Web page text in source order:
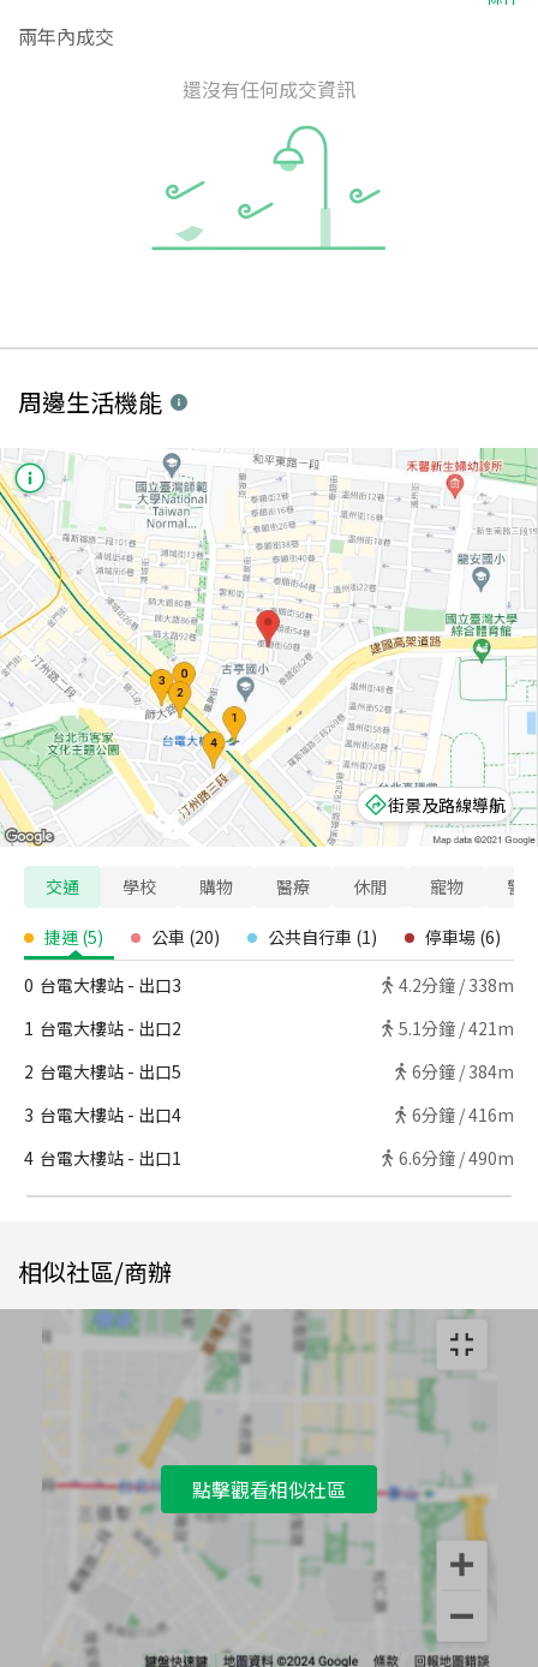
兩年內成交
還沒有任何成交資訊
周邊生活機能
街景及路線導航
交通 學校 購物 醫療 休閒 寵物 警
捷運 (5) 公車 (20) 公共自行車 (1) 停車場 (6)
0 台電大樓站 - 出口3 4.2分鐘 / 338m
1 台電大樓站 - 出口2 5.1分鐘 /421m
2 台電大樓站 - 出口5 6分鐘 / 384m
3 台電大樓站 - 出口4 6分鐘 /416m
4 台電大樓站 - 出口1 6.6分鐘 /490m
相似社區/商辦
點擊觀看相似社區